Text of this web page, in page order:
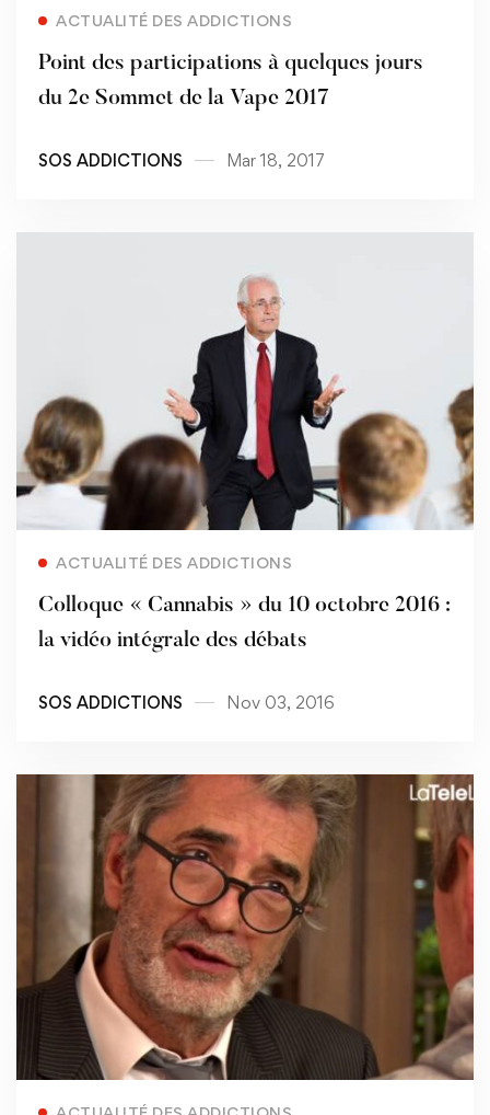
ACTUALITÉ DES ADDICTIONS
Point des participations à quelques jours
du 2e Sommet de la Vape 2017
SOS ADDICTIONS Mar 18, 2017
ACTUALITÉ DES ADDICTIONS
Colloque « Cannabis » du 10 octobre 2016 :
la vidéo intégrale des débats
SOS ADDICTIONS Nov 03, 2016